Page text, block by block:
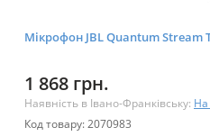
Мікрофон JBL Quantum Stream
1 868 грн.
Наявність в Івано-Франківську: На
Код товару: 2070983